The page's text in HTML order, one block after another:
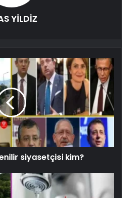
YİLDİZ
siyasetçisi kim?